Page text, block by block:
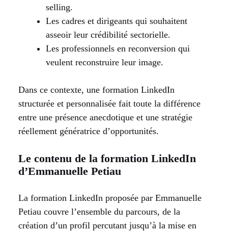
selling.
Les cadres et dirigeants qui souhaitent
asseoir leur crédibilité sectorielle.
Les professionnels en reconversion qui
veulent reconstruire leur image.
Dans ce contexte, une formation LinkedIn
structurée et personnalisée fait toute la différence
entre une présence anecdotique et une stratégie
réellement génératrice d’opportunités.
Le contenu de la formation LinkedIn
d’Emmanuelle Petiau
La formation LinkedIn proposée par Emmanuelle
Petiau couvre l’ensemble du parcours, de la
création d’un profil percutant jusqu’à la mise en